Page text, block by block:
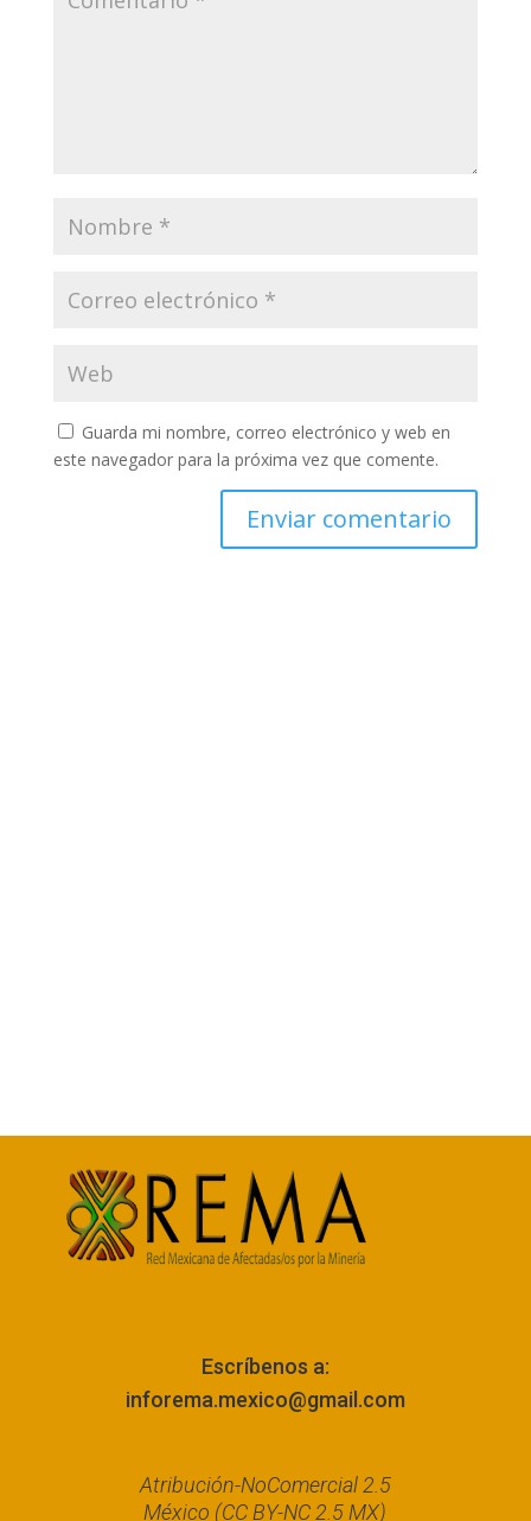
Guarda mi nombre, correo electrónico y web en
este navegador para la próxima vez que comente.
Escríbenos a:
inforema.mexico@gmail.com
Atribución-NoComercial 2.5
México (CC BY-NC 2.5 MX)